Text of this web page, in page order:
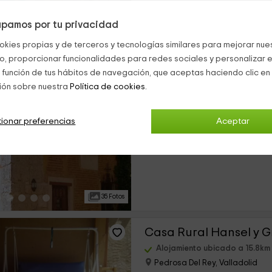
por tu privacidad
propias y de terceros y tecnologías similares para mejorar
proporcionar funcionalidades para redes sociales y personalizar
de tus hábitos de navegación, que aceptas haciendo clic
sobre nuestra Política de cookies.
Aceptar
preferencias
35 Fotos
Don Diego
0 opiniones
Casa Rural Hansel y
Alojamiento ubicado a 15.8km
Pedrosa Del Rey, Valladolid